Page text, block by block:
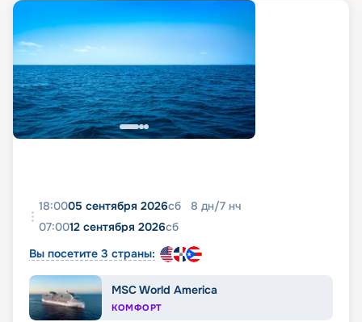
18:0005 сентября 2026сб 8 дн/7 нч
07:0012 сентября 2026сб
Вы посетите 3 страны:
MSC World America
КОМФОРТ